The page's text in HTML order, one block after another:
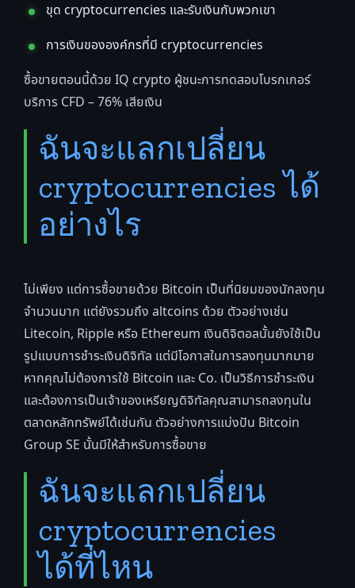
ขุด cryptocurrencies และรับเงินกับพวกเขา
การเงินขององค์กรที่มี cryptocurrencies
ซื้อขายตอนนี้ด้วย IQ crypto ผู้ชนะการทดสอบโบรกเกอร์
บริการ CFD – 76% เสียเงิน
ฉันจะแลกเปลี่ยน
cryptocurrencies ได้
อย่างไร
ไม่เพียง แต่การซื้อขายด้วย Bitcoin เป็นที่นิยมของนักลงทุน
จำนวนมาก แต่ยังรวมถึง altcoins ด้วย ตัวอย่างเช่น
Litecoin, Ripple หรือ Ethereum เงินดิจิตอลนั้นยังใช้เป็น
รูปแบบการชำระเงินดิจิทัล แต่มีโอกาสในการลงทุนมากมาย
หากคุณไม่ต้องการใช้ Bitcoin และ Co. เป็นวิธีการชำระเงิน
และต้องการเป็นเจ้าของเหรียญดิจิทัลคุณสามารถลงทุนใน
ตลาดหลักทรัพย์ได้เช่นกัน ตัวอย่างการแบ่งปัน Bitcoin
Group SE นั้นมีให้สำหรับการซื้อขาย
ฉันจะแลกเปลี่ยน
cryptocurrencies
ได้ที่ไหน